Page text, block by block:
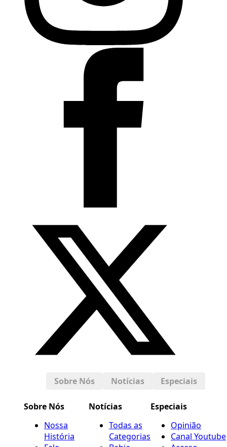
Sobre Nós Notícias Especiais
Sobre Nós
Nossa
História
Notícias
Todas as
Categorias
Especiais
Opinião
Canal Youtube